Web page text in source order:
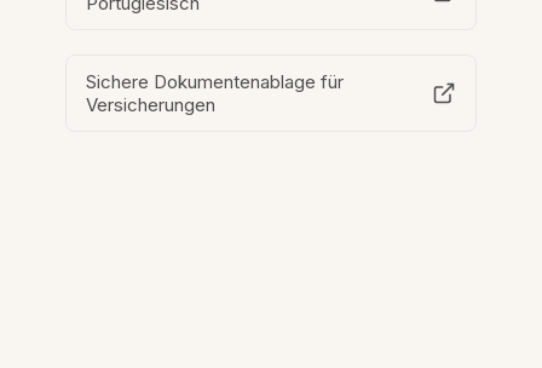
Sichere Dokumentenablage für
Versicherungen